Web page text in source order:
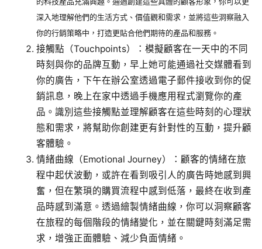
深入地理解他們的生活方式、價值觀和需求，並將這些洞察融入
你的行銷策略中，打造更貼合他們期待的產品和服務。
接觸點（Touchpoints）：模擬顧客在一天中的不同
時刻與你的品牌互動，早上她可能通過社交媒體看到
你的廣告，下午在辦公室透過電子郵件接收到你的促
銷訊息，晚上在家中透過手機應用程式瀏覽你的產
品。識別這些接觸點並理解顧客在這些時刻的心理狀
態和需求，將幫助你創建更有針對性的互動，提升顧
客體驗。
情緒曲線（Emotional Journey）：顧客的情緒在旅
程中起伏波動，或許在看到吸引人的廣告時她感到興
奮，但在繁瑣的購買流程中感到低落，最終在收到產
品時感到滿意。透過繪製情緒曲線，你可以洞察顧客
在旅程的每個階段的情緒變化，並在關鍵時刻滿足需
求，增強正面體驗、減少負面情緒。